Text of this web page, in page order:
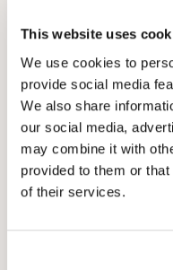
This website uses
We use cookies to
provide social media
We also share
our social media,
may combine it with
provided to them or
of their services.
ALCA
Pichulik
Mille Collines